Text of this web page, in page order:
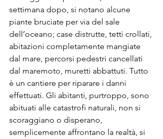
settimana dopo, si notano alcune
piante bruciate per via del sale
dell’oceano; case distrutte, tetti crollati,
abitazioni completamente mangiate
dal mare, percorsi pedestri cancellati
dal maremoto, muretti abbattuti. Tutto
è un cantiere per riparare i danni
effettuati. Gli abitanti, purtroppo, sono
abituati alle catastrofi naturali, non si
scoraggiano o disperano,
semplicemente affrontano la realtà, si